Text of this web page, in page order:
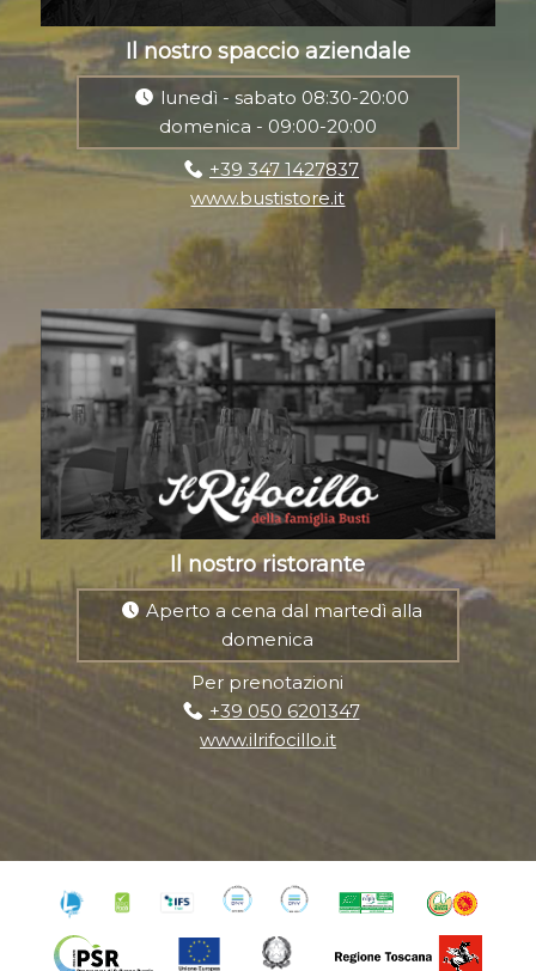
Il nostro spaccio aziendale
lunedì - sabato 08:30-20:00
domenica - 09:00-20:00
+39 347 1427837
www.bustistore.it
Il nostro ristorante
Aperto a cena dal martedì alla
domenica
Per prenotazioni
+39 050 6201347
www.ilrifocillo.it